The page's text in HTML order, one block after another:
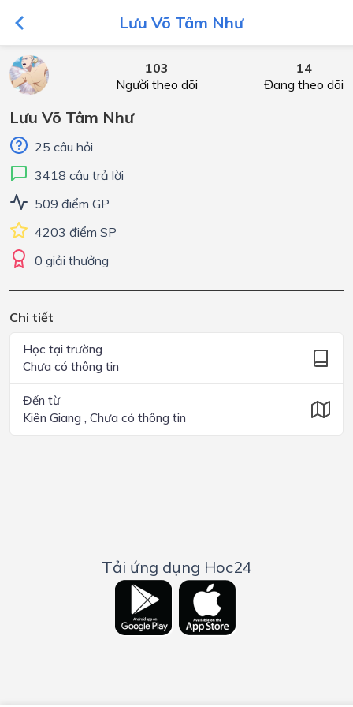
Lưu Võ Tâm Như
103
Người theo dõi
14
Đang theo dõi
Lưu Võ Tâm Như
25 câu hỏi
3418 câu trả lời
509 điểm GP
4203 điểm SP
0 giải thưởng
Chi tiết
Học tại trường
Chưa có thông tin
Đến từ
Kiên Giang , Chưa có thông tin
Tải ứng dụng Hoc24